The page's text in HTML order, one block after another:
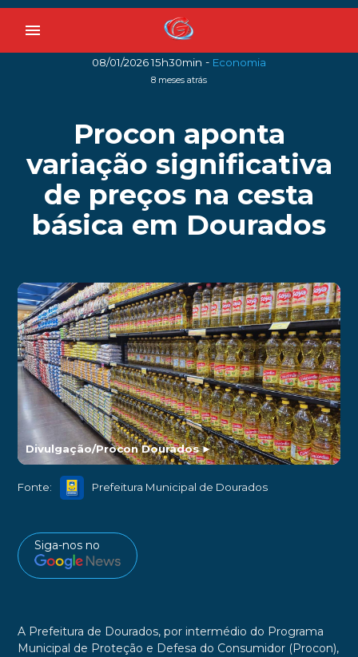
menu
08/01/2026 15h30min - Economia
8 meses atrás
Procon aponta
variação significativa
de preços na cesta
básica em Dourados
Divulgação/Procon Dourados►
Fonte: Prefeitura Municipal de Dourados
Siga-nos no
A Prefeitura de Dourados, por intermédio do Programa
Municipal de Proteção e Defesa do Consumidor (Procon),